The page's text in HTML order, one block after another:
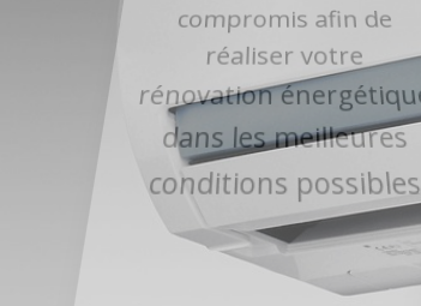
compromis afin de
réaliser votre
rénovation énergétique
dans les meilleures
conditions possibles